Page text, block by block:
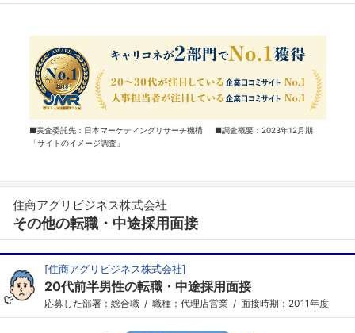
■実査委託先：日本マーケティングリサーチ機構 ■調査概要：2023年12月期
「サイトのイメージ調査」
住商アグリビジネス株式会社
その他の転職・中途採用面接
[住商アグリビジネス株式会社]
20代前半男性の転職・中途採用面接
応募した部署：総合職 職種：代理店営業 面接時期：2011年度